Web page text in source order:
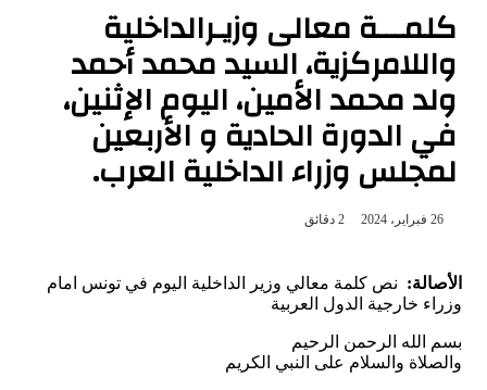
كلمـــة معالى وزيـرالداخلية
واللامركزية، السيد محمد أحمد
ولد محمد الأمين، اليوم الإثنين،
في الدورة الحادية و الأربعين
لمجلس وزراء الداخلية العرب.
26 فبراير، 2024
الأصالة: نص كلمة معالي وزير الداخلية اليوم في تونس امام
وزراء خارجية الدول العربية
بسم الله الرحمن الرحيم
والصلاة والسلام على النبي الكريم